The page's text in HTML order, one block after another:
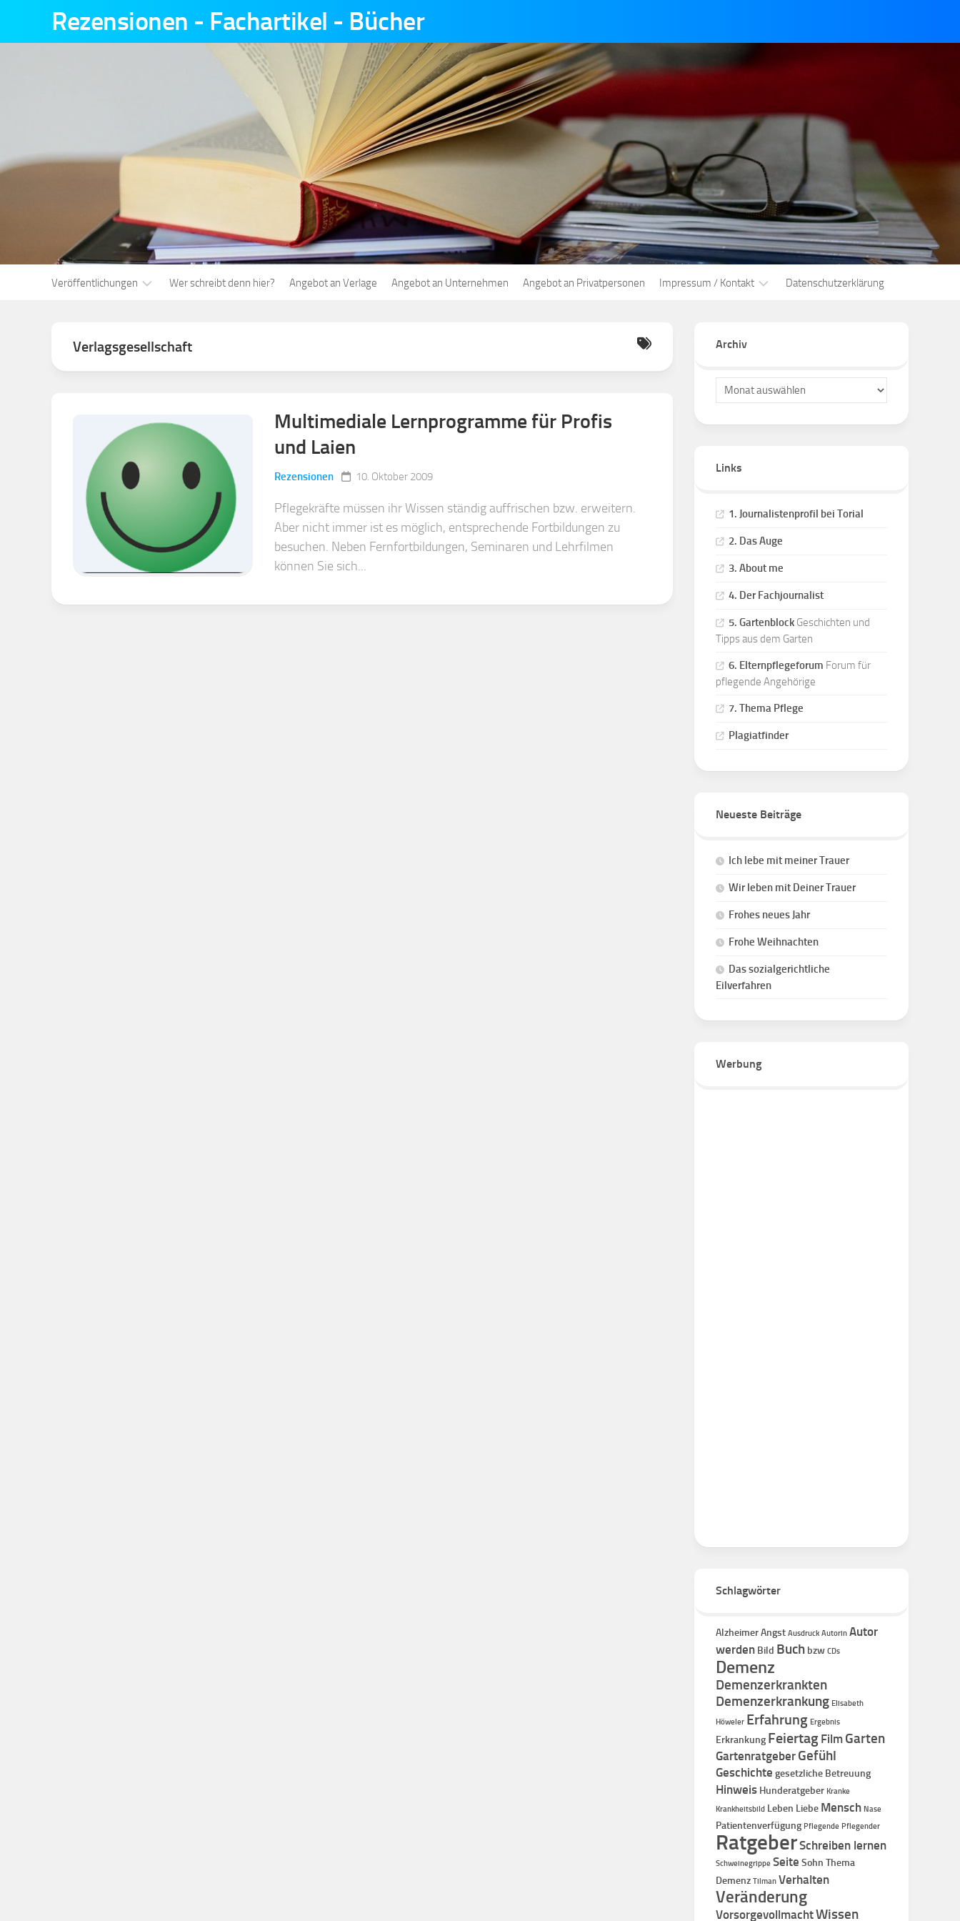
Rezensionen - Fachartikel - Bücher
Veröffentlichungen
Broschüren
Wer schreibt denn hier? Angebot an Verlage Angebot an Unternehmen Angebot an Privatpersonen Impressum / Kontakt Datenschutzerklärung
Verlagsgesellschaft
Multimediale Lernprogramme für Profis
und Laien
Rezensionen 10. Oktober 2009
Pflegekräfte müssen ihr Wissen ständig auffrischen bzw. erweitern.
Aber nicht immer ist es möglich, entsprechende Fortbildungen zu
besuchen. Neben Fernfortbildungen, Seminaren und Lehrfilmen
können Sie sich...
Archiv
Links
1. Journalistenprofil bei Torial
2. Das Auge
3. About me
4. Der Fachjournalist
5. Gartenblock Geschichten und
Tipps aus dem Garten
6. Elternpflegeforum Forum für
pflegende Angehörige
7. Thema Pflege
Plagiatfinder
Neueste Beiträge
Ich lebe mit meiner Trauer
Wir leben mit Deiner Trauer
Frohes neues Jahr
Frohe Weihnachten
Das sozialgerichtliche
Eilverfahren
Werbung
Schlagwörter
AlzheimerAngst Ausdruck Autorin Autor
werden Bild Buch bzw CDs
Demenz
Demenzerkrankten
Demenzerkrankung Elisabeth
Höweler Erfahrung Ergebnis
Erkrankung Feiertag Film Garten
Gartenratgeber Gefühl
Geschichte gesetzliche Betreuung
Hinweis Hunderatgeber Kranke
Krankheitsbild Leben Liebe Mensch Nase
Patientenverfügung Pflegende Pflegender
RatgeberSchreiben lernen
Schweinegrippe Seite Sohn Thema
Demenz Tilman Verhalten
Veränderung
VorsorgevollmachtWissen